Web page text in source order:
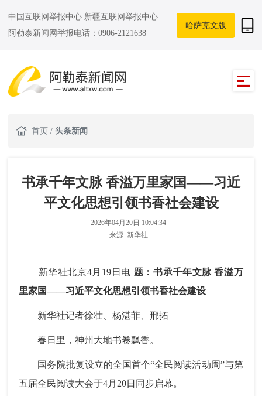
中国互联网举报中心 新疆互联网举报中心
阿勒泰新闻网举报电话：0906-2121638
哈萨克文版
首页 / 头条新闻
书承千年文脉 香溢万里家国——习近
平文化思想引领书香社会建设
2026年04月20日 10:04:34
来源: 新华社
新华社北京4月19日电 题：书承千年文脉 香溢万
里家国——习近平文化思想引领书香社会建设
新华社记者徐壮、杨湛菲、邢拓
春日里，神州大地书卷飘香。
国务院批复设立的全国首个“全民阅读活动周”与第
五届全民阅读大会于4月20日同步启幕。